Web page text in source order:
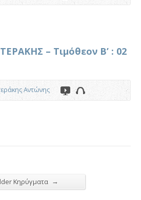
– Τιμόθεον Β’ : 02
Αντώνης
Κηρύγματα →